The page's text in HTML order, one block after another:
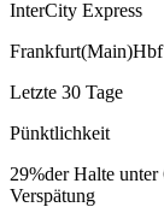
InterCity Express
Frankfurt(Main)Hbf
Letzte 30 Tage
Pünktlichkeit
29%der Halte
Verspätung